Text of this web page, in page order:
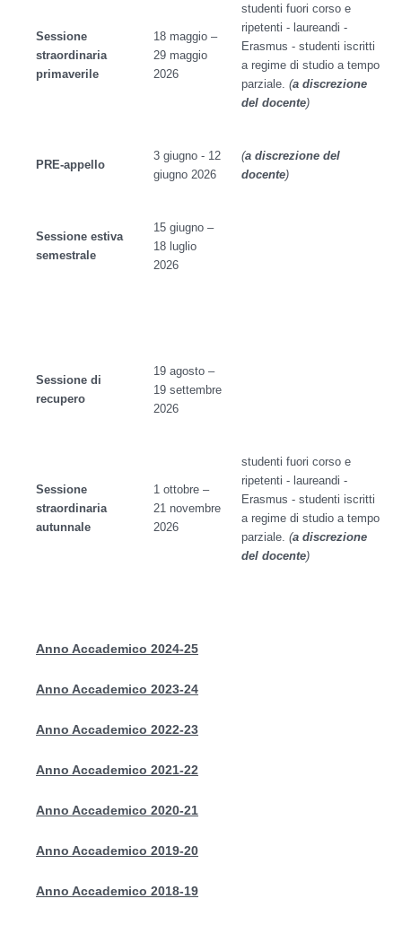
Sessione
straordinaria
primaverile
18 maggio –
29 maggio
2026
studenti fuori corso e
ripetenti - laureandi -
Erasmus - studenti iscritti
a regime di studio a tempo
parziale. (a discrezione
del docente)
PRE-appello
3 giugno - 12
giugno 2026
(a discrezione del
docente)
Sessione estiva
semestrale
15 giugno –
18 luglio
2026
Sessione di
recupero
19 agosto –
19 settembre
2026
Sessione
straordinaria
autunnale
1 ottobre –
21 novembre
2026
studenti fuori corso e
ripetenti - laureandi -
Erasmus - studenti iscritti
a regime di studio a tempo
parziale. (a discrezione
del docente)
Anno Accademico 2024-25
Anno Accademico 2023-24
Anno Accademico 2022-23
Anno Accademico 2021-22
Anno Accademico 2020-21
Anno Accademico 2019-20
Anno Accademico 2018-19